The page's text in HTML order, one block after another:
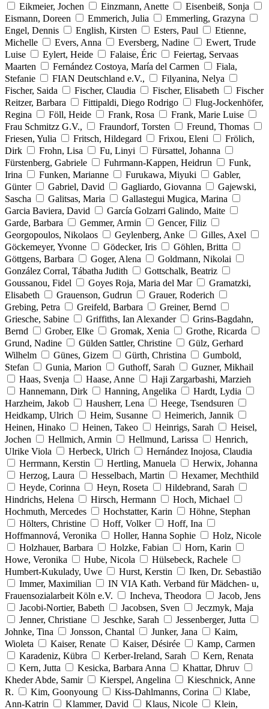
Eikmeier, Jochen
Einzmann, Anette
Eisenbeiß, Sonja
Eismann, Doreen
Emmerich, Julia
Emmerling, Grazyna
Engel, Dennis
English, Kirsten Esters, Paul
Etienne,
Michelle
Evers, Anna Eversberg, Nadine
Ewert, Trude
Luise
Eylert, Heide Falaise, Éric
Feiertag, Servaas
Maarten
Fernández Costoya, María del Carmen
Fiala,
Stefanie
FIAN Deutschland e.V.,
Filyanina, Nelya
Fischer, Saida
Fischer, Claudia Fischer, Elisabeth
Fischer
Reitzer, Barbara
Fittipaldi, Diego Rodrigo
Flug-Jockenhöfer,
Regina
Föll, Heide Frank, Rosa
Frank, Marie Luise
Frau Schmitzz G.V.,
Fraundorf, Torsten
Freund, Thomas
Friesen, Yulia
Fritsch, Hildegard Frixou, Eleni
Frölich,
Dirk
Frohn, Lisa Fu, Linyi
Fürsattel, Johanna
Fürstenberg, Gabriele
Fuhrmann-Kappen, Heidrun
Funk,
Irina
Funken, Marianne Furukawa, Miyuki
Gabler,
Günter
Gabriel, David Gagliardo, Giovanna
Gajewski,
Sascha
Galitsas, Maria
Gallastegui Mugica, Marina
Garcia Baviera, David
García Golzarri Galindo, Maite
Garde, Barbara
Gemmer, Armin
Gencer, Filiz
Georgopoulos, Nikolaos
Geylenberg, Anke
Gilles, Axel
Göckemeyer, Yvonne
Gödecker, Iris
Göhlen, Britta
Göttgens, Barbara
Goger, Alena
Goldmann, Nikolai
González Corral, Tábatha Judith
Gottschalk, Beatriz
Goussanou, Fidel
Goyes Roja, Maria del Mar
Gramatzki,
Elisabeth
Grauenson, Gudrun
Grauer, Roderich
Grebing, Petra
Greifeld, Barbara
Greiner, Bernd
Griesche, Sabine
Griffiths, Ian Alexander
Grins-Bagdahn,
Bernd
Grober, Elke Gromak, Xenia
Grothe, Ricarda
Grund, Nadine
Gülden Sattler, Christine
Gülz, Gerhard
Wilhelm
Günes, Gizem Gürth, Christina
Gumbold,
Stefan
Gunia, Marion Guthoff, Sarah
Guzner, Mikhail
Haas, Svenja
Haase, Anne
Haji Zargarbashi, Marzieh
Hannemann, Dirk
Hanning, Angelika
Hardt, Lydia
Harzheim, Jakob
Hausherr, Lena
Heege, Tsendsuren
Heidkamp, Ulrich
Heim, Susanne
Heimerich, Jannik
Heinen, Hinako
Heinen, Takeo Heinrigs, Sarah
Heisel,
Jochen
Hellmich, Armin Hellmund, Larissa
Henrich,
Ulrike Viola
Herbeck, Ulrich
Hernández Inojosa, Claudia
Herrmann, Kerstin
Hertling, Manuela
Herwix, Johanna
Herzog, Laura
Hesselbach, Martin
Hexamer, Mechthild
Heyde, Corinna
Heyn, Roseta
Hildebrand, Sarah
Hindrichs, Helena
Hirsch, Hermann
Hoch, Michael
Hochmuth, Mercedes
Hochstatter, Karin
Höhne, Stephan
Hölters, Christine
Hoff, Volker
Hoff, Ina
Hoffmannová, Veronika
Holler, Hanna Sophie
Holz, Nicole
Holzhauer, Barbara
Holzke, Fabian
Horn, Karin
Howe, Veronika
Hube, Nicola
Hülsebeck, Rachele
Humbert-Kukulady, Uwe
Hurst, Kerstin
Iken, Dr. Sebastião
Immer, Maximilian
IN VIA Kath. Verband für Mädchen- u,
Frauensozialarbeit Köln e.V.
Incheva, Theodora
Jacob, Jens
Jacobi-Nortier, Babeth
Jacobsen, Sven
Jeczmyk, Maja
Jenner, Christiane
Jeschke, Sarah
Jessenberger, Jutta
Johnke, Tina
Jonsson, Chantal Junker, Jana
Kaim,
Wioleta
Kaiser, Renate Kaiser, Désirée
Kamp, Carmen
Karadeniz, Kübra
Kerber-Ireland, Sarah
Kern, Renata
Kern, Jutta
Kesicka, Barbara Anna
Khattar, Dhruv
Kheder Abde, Samir
Kierspel, Angelina
Kieschnick, Anne
R.
Kim, Goonyoung Kiss-Dahlmanns, Corina
Klabe,
Ann-Katrin
Klammer, David Klaus, Nicole Klein,